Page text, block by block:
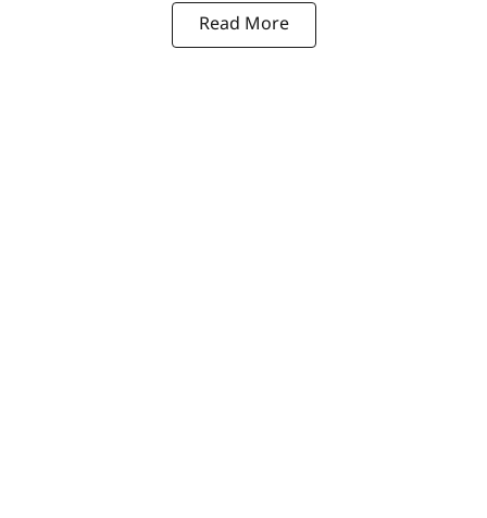
Read More